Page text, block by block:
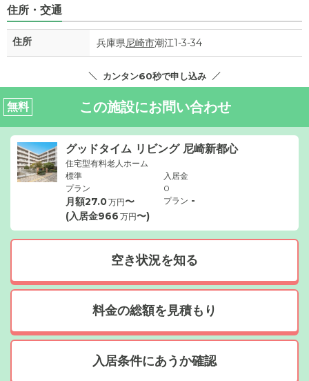
住所・交通
住所 兵庫県尼崎市潮江1-3-34
カンタン60秒で申し込み
無料 この施設にお問い合わせ
グッドタイム リビング 尼崎新都心
住宅型有料老人ホーム
標準
プラン
月額27.0万円〜
(入居金966 万円〜)
入居金
0
プラン -
空き状況を知る
料金の総額を見積もり
入居条件にあうか確認